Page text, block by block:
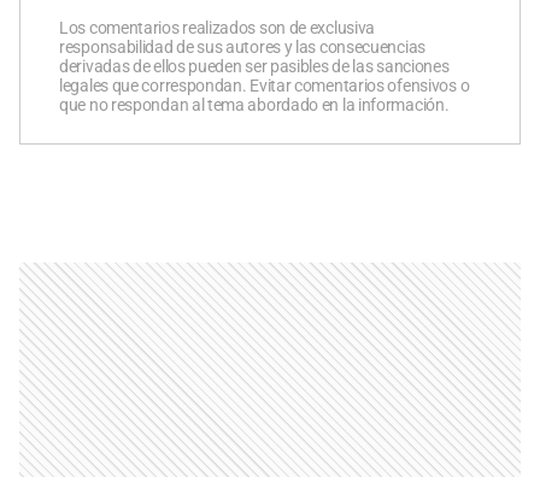
Los comentarios realizados son de exclusiva
responsabilidad de sus autores y las consecuencias
derivadas de ellos pueden ser pasibles de las sanciones
legales que correspondan. Evitar comentarios ofensivos o
que no respondan al tema abordado en la información.